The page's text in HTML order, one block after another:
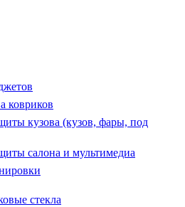
ковриков
кузова (кузов, фары, под
салона и мультимедиа
стекла